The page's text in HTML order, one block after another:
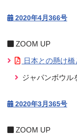
2020年4月366号
ZOOM UP
日本との懸け
ジャパンボウル
2020年3月365号
ZOOM UP